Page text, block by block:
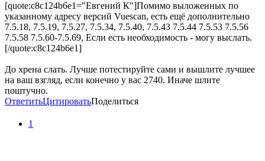
[quote:c8c124b6e1="Евгений К"]Помимо выложенных по
указанному адресу версий Vuescan, есть ещё дополнительно
7.5.18, 7.5.19, 7.5.27, 7.5.34, 7.5.40, 7.5.43 7.5.44 7.5.53 7.5.56
7.5.58 7.5.60-7.5.69, Если есть необходимость - могу выслать.
[/quote:c8c124b6e1]
До хрена слать. Лучше потестируйте сами и вышлите лучшее
на ваш взгляд, если конечно у вас 2740. Иначе шлите
поштучно.
ОтветитьЦитироватьПоделиться
1